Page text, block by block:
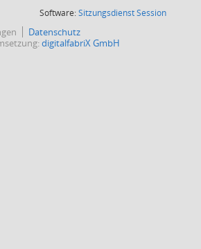
Software:SitzungsdienstSession(Wird in
Datenschutz
digitalfabriX GmbH